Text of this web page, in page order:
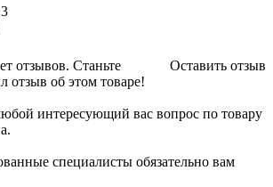
Оставить отзыв
отзывов. Станьте
отзыв об этом товаре!
интересующий вас вопрос по товару
специалисты обязательно вам